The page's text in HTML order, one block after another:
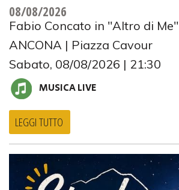
08/08/2026
Fabio Concato in "Altro di Me"
ANCONA | Piazza Cavour
Sabato, 08/08/2026 | 21:30
MUSICA LIVE
LEGGI TUTTO